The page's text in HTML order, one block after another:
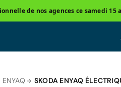
de nos agences ce samedi
SKODA ENYAQ